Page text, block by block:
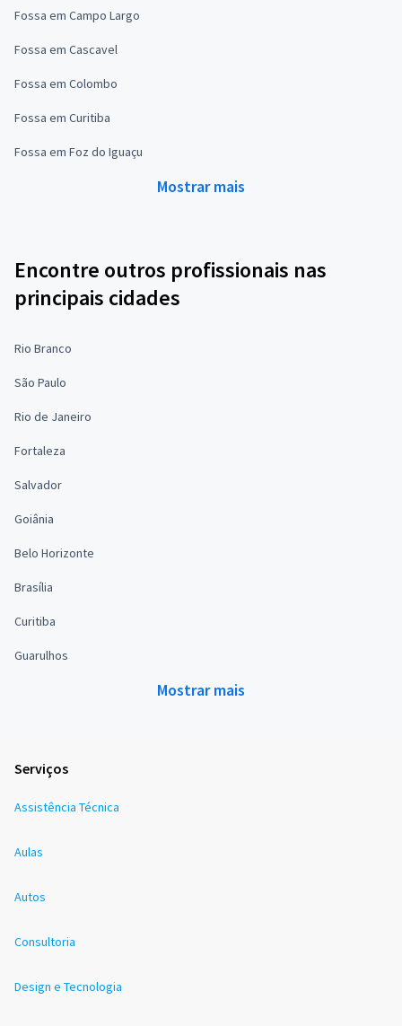
Fossa em Campo Largo
Fossa em Cascavel
Fossa em Colombo
Fossa em Curitiba
Fossa em Foz do Iguaçu
Mostrar mais
Encontre outros profissionais nas
principais cidades
Rio Branco
São Paulo
Rio de Janeiro
Fortaleza
Salvador
Goiânia
Belo Horizonte
Brasília
Curitiba
Guarulhos
Mostrar mais
Serviços
Assistência Técnica
Aulas
Autos
Consultoria
Design e Tecnologia